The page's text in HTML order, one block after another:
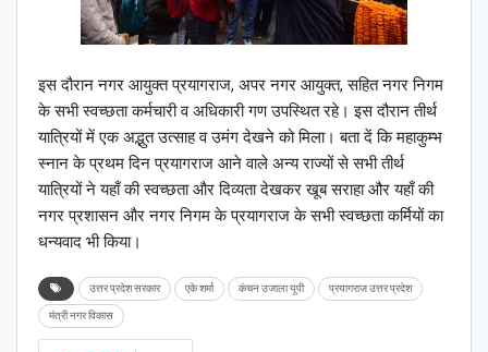
इस दौरान नगर आयुक्त प्रयागराज, अपर नगर आयुक्त, सहित नगर निगम
के सभी स्वच्छता कर्मचारी व अधिकारी गण उपस्थित रहे।इस दौरान तीर्थ
यात्रियों में एक अद्भुत उत्साह व उमंग देखने को मिला।बता दें कि महाकुम्भ
स्नान के प्रथम दिन प्रयागराज आने वाले अन्य राज्यों से सभी तीर्थ
यात्रियों ने यहाँ की स्वच्छता और दिव्यता देखकर खूब सराहा और यहाँ की
नगर प्रशासन और नगर निगम के प्रयागराज के सभी स्वच्छता कर्मियों का
धन्यवाद भी किया।
उत्तर प्रदेश सरकार एके शर्मा कंचन उजाला यूपी प्रयागराज उत्तर प्रदेश
मंत्री नगर विकास